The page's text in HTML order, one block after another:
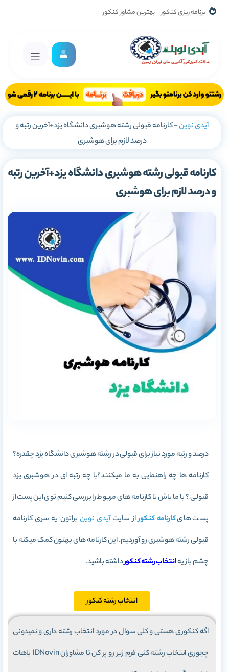
برنامه ریزی کنکور بهترین مشاور کنکور
آیدی نوین-کارنامه قبولی رشته هوشبری دانشگاه یزد+آخرین رتبه و
درصد لازم برای هوشبری
کارنامه قبولی رشته هوشبری دانشگاه یزد+آخرین رتبه
و درصد لازم برای هوشبری
درصد و رتبه مورد نیاز برای قبولی در رشته هوشبری دانشگاه یزد چقدره؟
کارنامه ها چه راهنمایی به ما میکنند؟با چه رتبه ای در هوشبری یزد
قبولی ؟ با ما باش تا کارنامه های مربوط را بررسی کنیم توی این پست از
پست هایکارنامه کنکوراز سایتآیدی نوین براتون یه سری کارنامه
قبولی رشته هوشبری رو آوردیم. این کارنامه های بهتون کمک میکنه با
چشم باز یهانتخاب رشته کنکورداشته باشید.
انتخاب رشته کنکور
اگه کنکوری هستی و کلی سوال در مورد انتخاب رشته داری و نمیدونی
چجوری انتخاب رشته کنی فرم زیر رو پر کن تا مشاوران IDNovin باهات